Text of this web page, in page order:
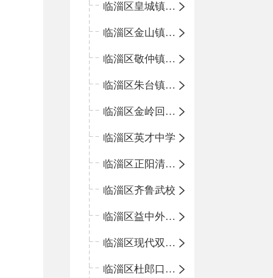
临淄区皇城镇中心学校
临淄区金山镇中心学校
临淄区敬仲镇中心学校
临淄区朱台镇中心学校
临淄区金岭回族镇中心学校
临淄区英才中学
临淄区正阳清北实验学校
临淄区齐鲁武校
临淄区益中外语学校
临淄区现代双语学校
临淄区杜郎口小学